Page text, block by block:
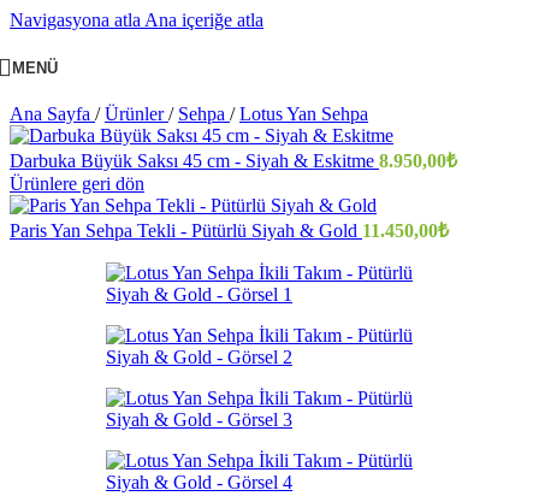
Navigasyona atla Ana içeriğe atla
MENÜ
Ana Sayfa / Ürünler/ Sehpa / Lotus Yan Sehpa
Darbuka Büyük Saksı 45 cm - Siyah & Eskitme 8.950,00₺
Ürünlere geri dön
Paris Yan Sehpa Tekli - Pütürlü Siyah & Gold 11.450,00₺